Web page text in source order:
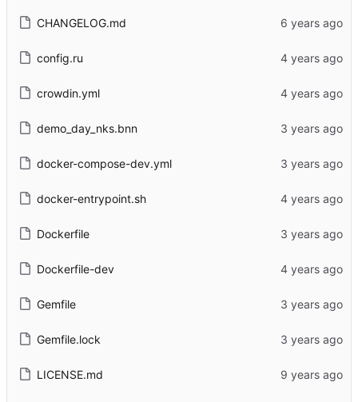
CHANGELOG.md
config.ru
crowdin.yml
demo_day_nks.bnn
docker-compose-dev.yml
docker-entrypoint.sh
Dockerfile
Dockerfile-dev
Gemfile
Gemfile.lock
LICENSE.md